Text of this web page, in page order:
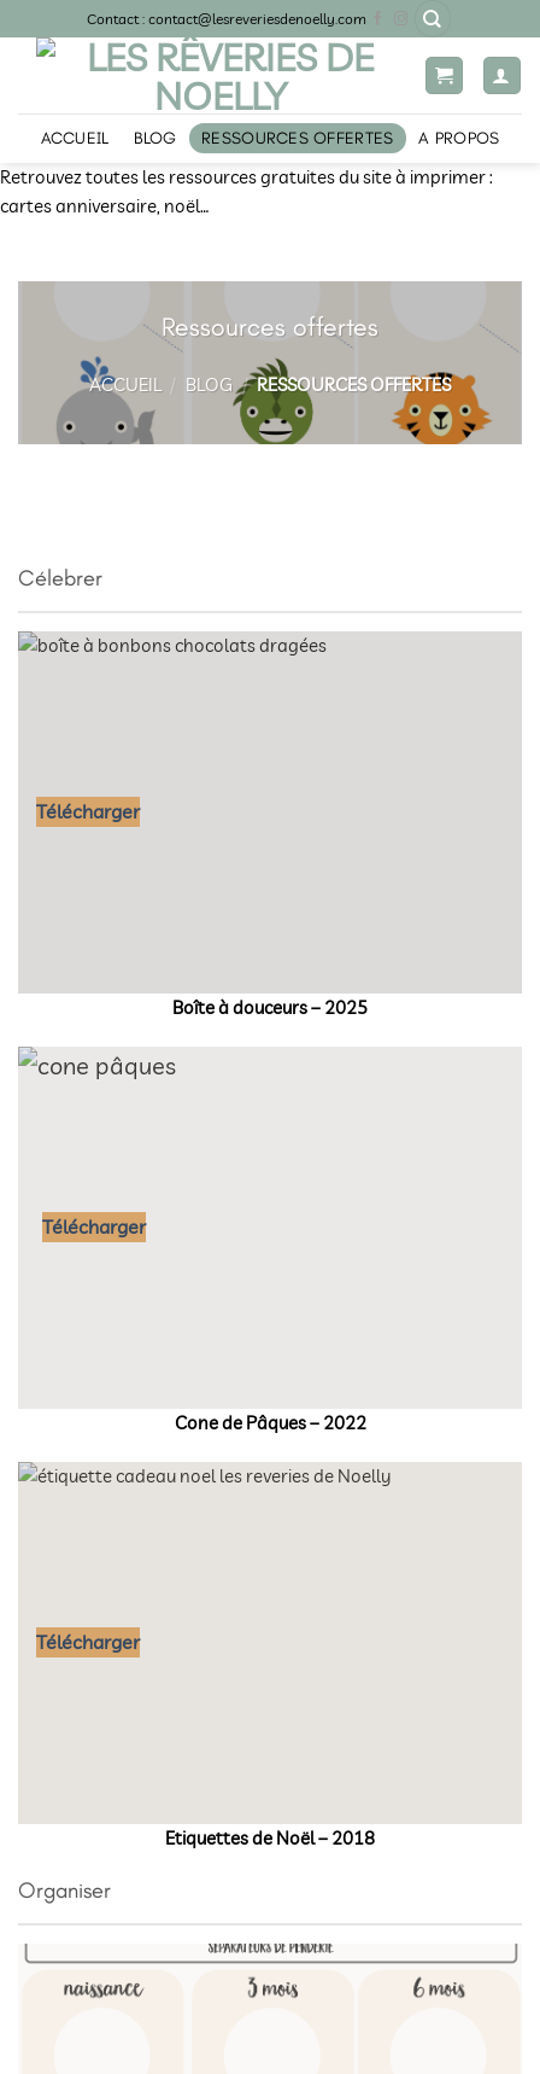
au
Contact : contact@lesreveriesdenoelly.com
ACCUEIL BLOG RESSOURCES OFFERTES A PROPOS
Retrouvez toutes les ressources gratuites du site à imprimer :
cartes anniversaire, noël…
Ressources offertes
ACCUEIL / BLOG / RESSOURCES OFFERTES
Célebrer
Télécharger
Boîte à douceurs – 2025
Télécharger
Cone de Pâques – 2022
Télécharger
Etiquettes de Noël – 2018
Organiser